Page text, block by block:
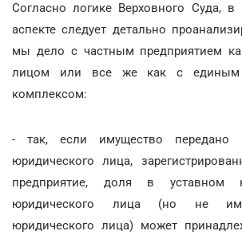
Согласно логике Верховного Суда, в
аспекте следует детально
мы дело с частным предприятием
лицом или все же как с единым
комплексом:
- так, если имущество передано
юридического лица,
предприятие, доля в уставном
юридического лица (но не
юридического лица) может